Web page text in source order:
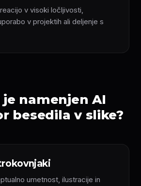
v visoki ločljivosti,
v projektih ali deljenje s
je namenjen AI
besedila v slike?
umetnost, ilustracije in